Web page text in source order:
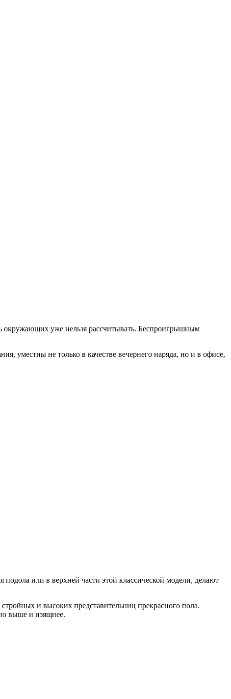
окружающих уже нельзя рассчитывать. Беспроигрышным
уместны не только в качестве вечернего наряда, но и в офисе,
или в верхней части этой классической модели, делают
и высоких представительниц прекрасного пола.
выше и изящнее.